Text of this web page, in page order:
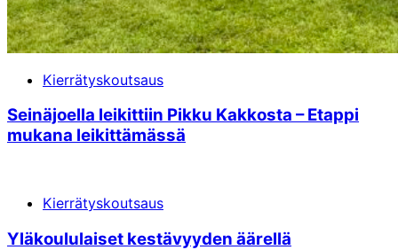
Kierrätyskoutsaus
Seinäjoella leikittiin Pikku Kakkosta – Etappi
mukana leikittämässä
Kierrätyskoutsaus
Yläkoululaiset kestävyyden äärellä